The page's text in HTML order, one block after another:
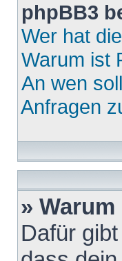
phpBB3
Wer hat
Warum ist
An wen
Anfragen
»
Dafür